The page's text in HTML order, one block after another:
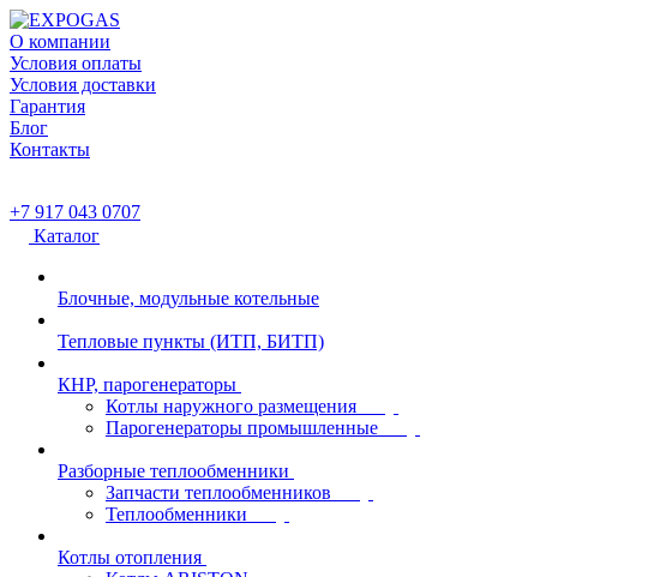
О компании
Условия оплаты
Условия доставки
Гарантия
Блог
Контакты
+7 917 043 0707
Каталог
Блочные, модульные котельные
Тепловые пункты (ИТП, БИТП)
КНР, парогенераторы
Котлы наружного размещения
Парогенераторы промышленные
Разборные теплообменники
Запчасти теплообменников
Теплообменники
Котлы отопления